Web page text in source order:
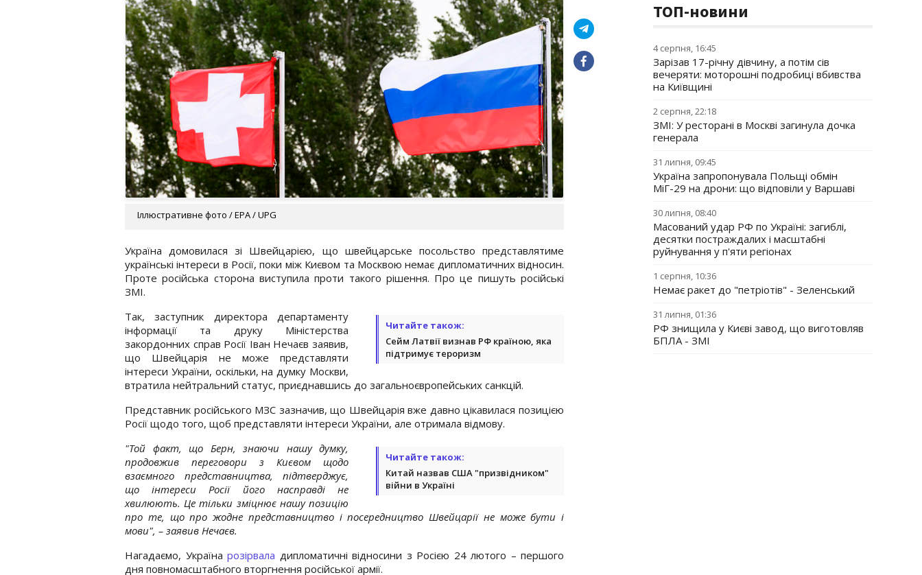
Іллюстративне фото / EPA / UPG
Україна домовилася зі Швейцарією, що швейцарське посольство представлятиме
українські інтереси в Росії, поки між Києвом та Москвою немає дипломатичних відносин.
Проте російська сторона виступила проти такого рішення. Про це пишуть російські
ЗМІ.
Читайте також:
Сейм Латвії визнав РФ країною, яка
підтримує тероризм
Так, заступник директора департаменту
інформації та друку Міністерства
закордонних справ Росії Іван Нечаєв заявив,
що Швейцарія не може представляти
інтереси України, оскільки, на думку Москви,
втратила нейтральний статус, приєднавшись до загальноєвропейських санкцій.
Представник російського МЗС зазначив, що Швейцарія вже давно цікавилася позицією
Росії щодо того, щоб представляти інтереси України, але отримала відмову.
Читайте також:
Китай назвав США "призвідником"
війни в Україні
"Той факт, що Берн, знаючи нашу думку,
продовжив переговори з Києвом щодо
взаємного представництва, підтверджує,
що інтереси Росії його насправді не
хвилюють. Це тільки зміцнює нашу позицію
про те, що про жодне представництво і посередництво Швейцарії не може бути і
мови", – заявив Нечаєв.
Нагадаємо, Україна розірвала дипломатичні відносини з Росією 24 лютого – першого
дня повномасштабного вторгнення російської армії.
ТОП-новини
4 серпня, 16:45
Зарізав 17-річну дівчину, а потім сів
вечеряти: моторошні подробиці вбивства
на Київщині
2 серпня, 22:18
ЗМІ: У ресторані в Москві загинула дочка
генерала
31 липня, 09:45
Україна запропонувала Польщі обмін
МіГ-29 на дрони: що відповіли у Варшаві
30 липня, 08:40
Масований удар РФ по Україні: загиблі,
десятки постраждалих і масштабні
руйнування у п'яти регіонах
1 серпня, 10:36
Немає ракет до "петріотів" - Зеленський
31 липня, 01:36
РФ знищила у Києві завод, що виготовляв
БПЛА - ЗМІ